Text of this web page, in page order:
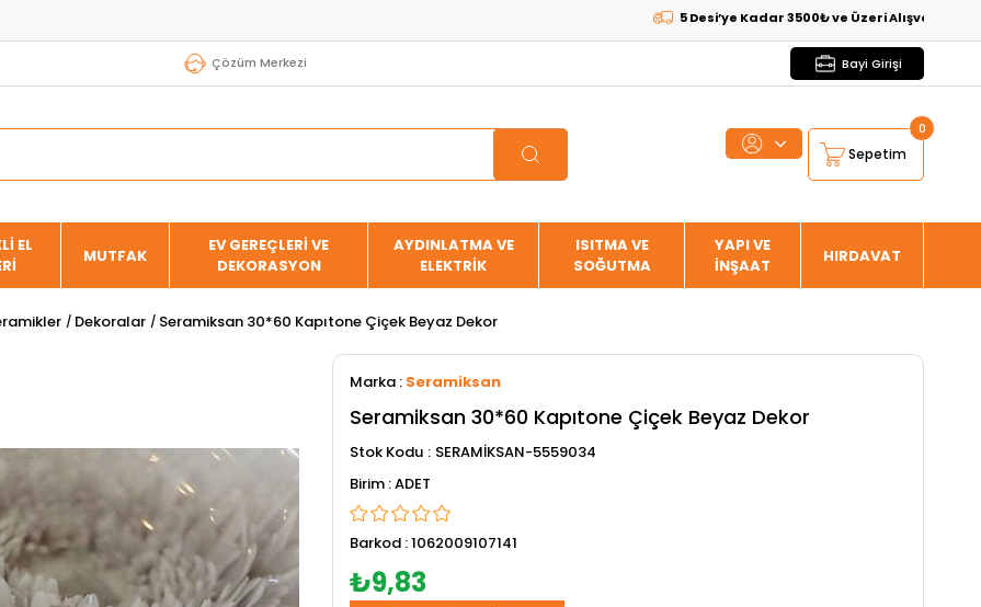
5 Desi’ye Kadar 3500₺ ve Üzeri Alışverişlerde
Çözüm Merkezi Bayi Girişi
Sepetim
0
EL
MUTFAK
EV GEREÇLERİ VE
DEKORASYON
AYDINLATMA VE
ELEKTRİK
ISITMA VE
SOĞUTMA
YAPI VE
İNŞAAT
HIRDAVAT
Dekoralar Seramiksan 30*60 Kapıtone Çiçek Beyaz Dekor
Marka : Seramiksan
Seramiksan 30*60 Kapıtone Çiçek Beyaz Dekor
Stok Kodu
SERAMİKSAN-5559034
ADET
Barkod :1062009107141
₺9,83